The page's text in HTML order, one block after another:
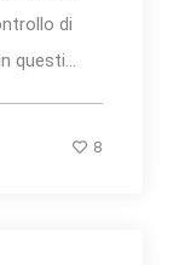
di
questi...
8